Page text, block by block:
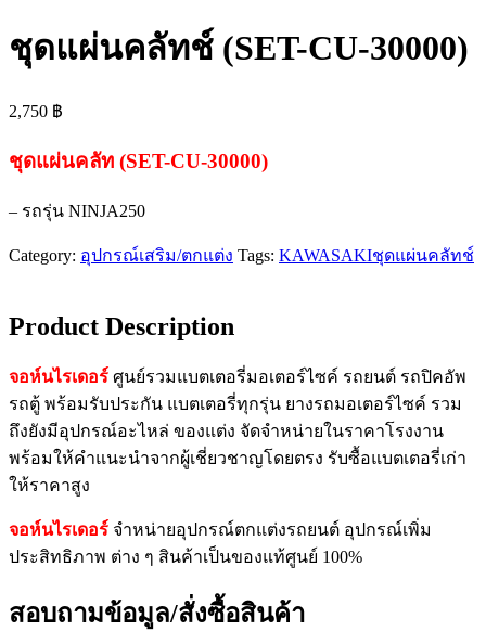
ชุดแผ่นคลัทช์ (SET-CU-30000)
2,750 ฿
ชุดแผ่นคลัท (SET-CU-30000)
– รถรุ่น NINJA250
Category: อุปกรณ์เสริม/ตกแต่ง Tags: KAWASAKIชุดแผ่นคลัทช์
Product Description
จอห์นไรเดอร์ ศูนย์รวมแบตเตอรี่มอเตอร์ไซค์ รถยนต์ รถปิคอัพ
รถตู้ พร้อมรับประกัน แบตเตอรี่ทุกรุ่น ยางรถมอเตอร์ไซค์ รวม
ถึงยังมีอุปกรณ์อะไหล่ ของแต่ง จัดจำหน่ายในราคาโรงงาน
พร้อมให้คำแนะนำจากผู้เชี่ยวชาญโดยตรง รับซื้อแบตเตอรี่เก่า
ให้ราคาสูง
จอห์นไรเดอร์ จำหน่ายอุปกรณ์ตกแต่งรถยนต์ อุปกรณ์เพิ่ม
ประสิทธิภาพ ต่าง ๆ สินค้าเป็นของแท้ศูนย์ 100%
สอบถามข้อมูล/สั่งซื้อสินค้า